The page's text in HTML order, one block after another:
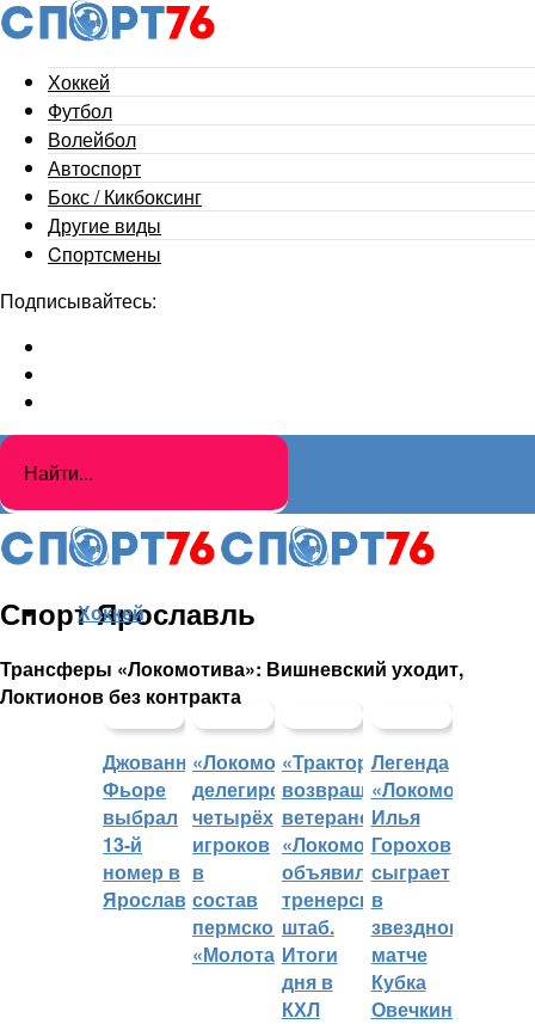
Хоккей
Футбол
Волейбол
Автоспорт
Бокс / Кикбоксинг
Другие виды
Cпортсмены
Подписывайтесь:
Спорт Ярославль
Трансферы «Локомотива»: Вишневский уходит,
Локтионов без контракта
Хоккей
Джованни
Фьоре
выбрал
13-й
номер в
Ярославле
«Локомотив»
делегировал
четырёх
игроков
в
состав
пермского
«Молота»
«Трактор»
возвращает
ветеранов,
«Локомотив»
объявил
тренерский
штаб.
Итоги
дня в
КХЛ
Легенда
«Локомотива»
Илья
Горохов
сыграет
в
звездном
матче
Кубка
Овечкина